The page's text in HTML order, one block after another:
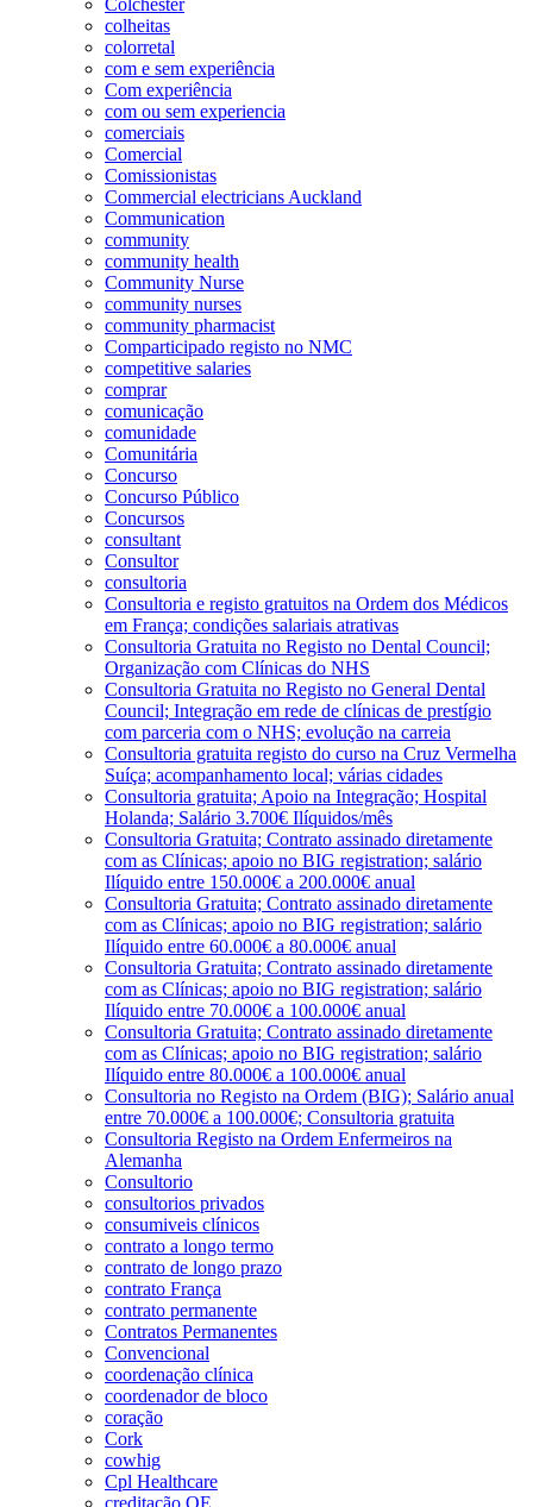
colheitas
colorretal
com e sem experiência
Com experiência
com ou sem experiencia
comerciais
Comercial
Comissionistas
Commercial electricians Auckland
Communication
community
community health
Community Nurse
community nurses
community pharmacist
Comparticipado registo no NMC
competitive salaries
comprar
comunicação
comunidade
Comunitária
Concurso
Concurso Público
Concursos
consultant
Consultor
consultoria
Consultoria e registo gratuitos na Ordem dos Médicos
em França; condições salariais atrativas
Consultoria Gratuita no Registo no Dental Council;
Organização com Clínicas do NHS
Consultoria Gratuita no Registo no General Dental
Council; Integração em rede de clínicas de prestígio
com parceria com o NHS; evolução na carreia
Consultoria gratuita registo do curso na Cruz Vermelha
Suíça; acompanhamento local; várias cidades
Consultoria gratuita; Apoio na Integração; Hospital
Holanda; Salário 3.700€ Ilíquidos/mês
Consultoria Gratuita; Contrato assinado diretamente
com as Clínicas; apoio no BIG registration; salário
Ilíquido entre 150.000€ a 200.000€ anual
Consultoria Gratuita; Contrato assinado diretamente
com as Clínicas; apoio no BIG registration; salário
Ilíquido entre 60.000€ a 80.000€ anual
Consultoria Gratuita; Contrato assinado diretamente
com as Clínicas; apoio no BIG registration; salário
Ilíquido entre 70.000€ a 100.000€ anual
Consultoria Gratuita; Contrato assinado diretamente
com as Clínicas; apoio no BIG registration; salário
Ilíquido entre 80.000€ a 100.000€ anual
Consultoria no Registo na Ordem (BIG); Salário anual
entre 70.000€ a 100.000€; Consultoria gratuita
Consultoria Registo na Ordem Enfermeiros na
Alemanha
Consultorio
consultorios privados
consumiveis clínicos
contrato a longo termo
contrato de longo prazo
contrato França
contrato permanente
Contratos Permanentes
Convencional
coordenação clínica
coordenador de bloco
coração
Cork
cowhig
Cpl Healthcare
creditação OE